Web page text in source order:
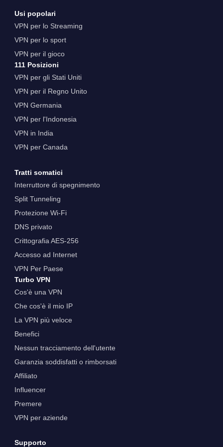
Usi popolari
VPN per lo Streaming
VPN per lo sport
VPN per il gioco
111 Posizioni
VPN per gli Stati Uniti
VPN per il Regno Unito
VPN Germania
VPN per l'Indonesia
VPN in India
VPN per Canada
Tratti somatici
Interruttore di spegnimento
Split Tunneling
Protezione Wi-Fi
DNS privato
Crittografia AES-256
Accesso ad Internet
VPN Per Paese
Turbo VPN
Cos'è una VPN
Che cos'è il mio IP
La VPN più veloce
Benefici
Nessun tracciamento dell'utente
Garanzia soddisfatti o rimborsati
Affiliato
Influencer
Premere
VPN per aziende
Supporto